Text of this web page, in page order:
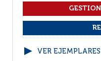
VER EJEMPLARES